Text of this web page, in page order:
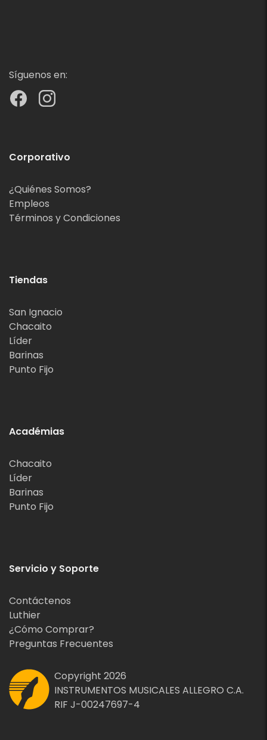
Síguenos en:
Corporativo
¿Quiénes Somos?
Empleos
Términos y Condiciones
Tiendas
San Ignacio
Chacaito
Líder
Barinas
Punto Fijo
Académias
Chacaito
Líder
Barinas
Punto Fijo
Servicio y Soporte
Contáctenos
Luthier
¿Cómo Comprar?
Preguntas Frecuentes
Copyright 2026
INSTRUMENTOS MUSICALES ALLEGRO C.A.
RIF J-00247697-4